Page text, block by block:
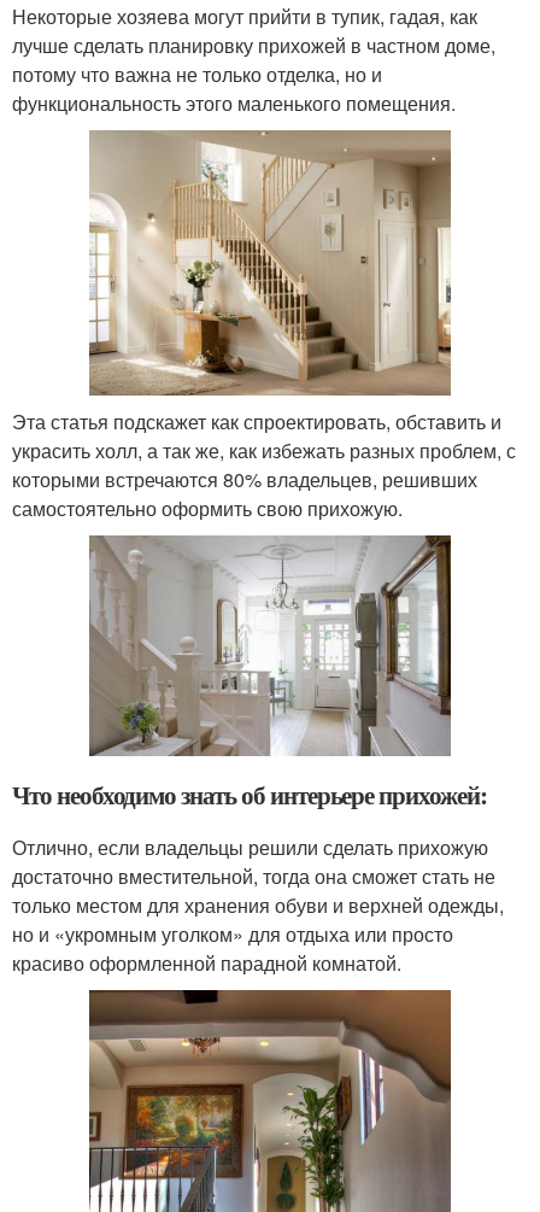
Некоторые хозяева могут прийти в тупик, гадая, как
лучше сделать планировку прихожей в частном доме,
потому что важна не только отделка, но и
функциональность этого маленького помещения.
Эта статья подскажет как спроектировать, обставить и
украсить холл, а так же, как избежать разных проблем, с
которыми встречаются 80% владельцев, решивших
самостоятельно оформить свою прихожую.
Что необходимо знать об интерьере прихожей:
Отлично, если владельцы решили сделать прихожую
достаточно вместительной, тогда она сможет стать не
только местом для хранения обуви и верхней одежды,
но и «укромным уголком» для отдыха или просто
красиво оформленной парадной комнатой.